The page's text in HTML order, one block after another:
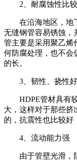
2、耐腐蚀性比
在沿海地区，地
无缝钢管容易锈蚀，
管主要是采用聚乙烯
何防腐处理，也不会
的长。
3、韧性、挠性好
HDPE管材具有
大，这样对于那些挤
的，抗震性也比较好
4、流动能力强
由于管壁光滑，